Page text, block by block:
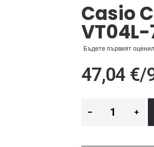
Casio
VT04L-
Бъдете първият
47,04 €/